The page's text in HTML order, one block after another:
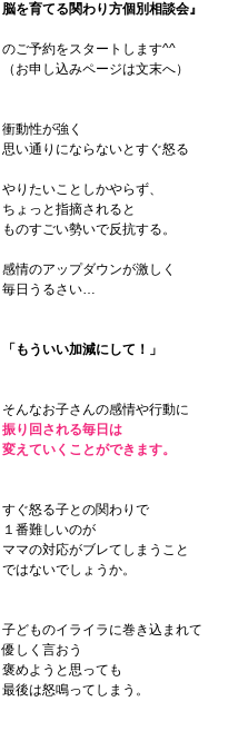
脳を育てる関わり方個別相談会』
のご予約をスタートします^^
（お申し込みページは文末へ）
衝動性が強く
思い通りにならないとすぐ怒る
やりたいことしかやらず、
ちょっと指摘されると
ものすごい勢いで反抗する。
感情のアップダウンが激しく
毎日うるさい…
「もういい加減にして！」
そんなお子さんの感情や行動に
振り回される毎日は
変えていくことができます。
すぐ怒る子との関わりで
１番難しいのが
ママの対応がブレてしまうこと
ではないでしょうか。
子どものイライラに巻き込まれて
優しく言おう
褒めようと思っても
最後は怒鳴ってしまう。